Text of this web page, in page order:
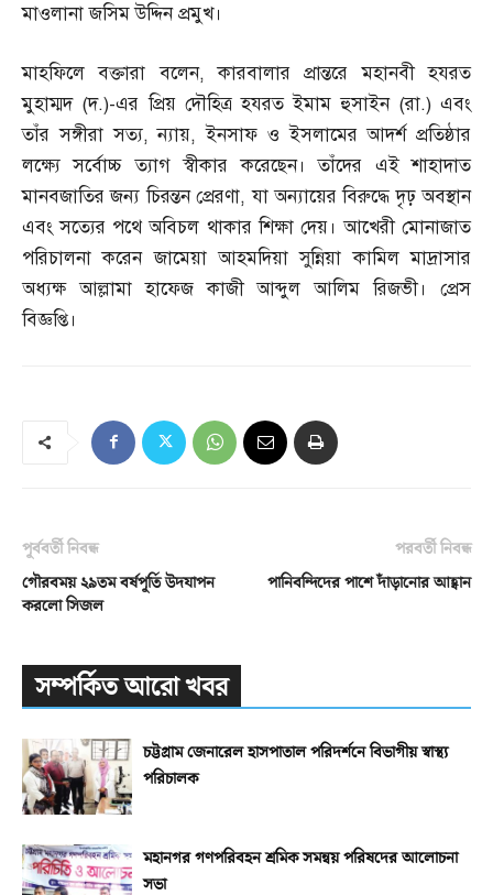
মাওলানা জসিম উদ্দিন প্রমুখ।
মাহফিলে বক্তারা বলেন,কারবালার প্রান্তরে মহানবী হযরত
মুহাম্মদ (দ.)-এর প্রিয় দৌহিত্র হযরত ইমাম হুসাইন (রা.) এবং
তাঁর সঙ্গীরা সত্য,ন্যায়,ইনসাফ ও ইসলামের আদর্শ প্রতিষ্ঠার
লক্ষ্যে সর্বোচ্চ ত্যাগ স্বীকার করেছেন। তাঁদের এই শাহাদাত
মানবজাতির জন্য চিরন্তন প্রেরণা,যা অন্যায়ের বিরুদ্ধে দৃঢ় অবস্থান
এবং সত্যের পথে অবিচল থাকার শিক্ষা দেয়। আখেরী মোনাজাত
পরিচালনা করেন জামেয়া আহমদিয়া সুন্নিয়া কামিল মাদ্রাসার
অধ্যক্ষ আল্লামা হাফেজ কাজী আব্দুল আলিম রিজভী। প্রেস
বিজ্ঞপ্তি।
পূর্ববর্তী নিবন্ধ
গৌরবময় ২৯তম বর্ষপূর্তি উদযাপন
করলো সিজল
পরবর্তী নিবন্ধ
পানিবন্দিদের পাশে দাঁড়ানোর আহ্বান
সম্পর্কিত আরো খবর
চট্টগ্রাম জেনারেল হাসপাতাল পরিদর্শনে বিভাগীয় স্বাস্থ্য
পরিচালক
মহানগর গণপরিবহন শ্রমিক সমন্বয় পরিষদের আলোচনা
সভা